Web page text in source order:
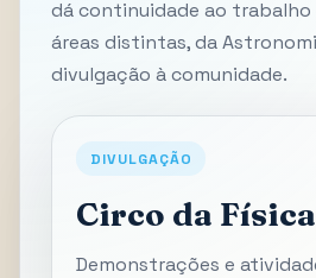
dá continuidade ao trabalho
áreas distintas, da
divulgação à comunidade.
DIVULGAÇÃO
Circo da Física
Demonstrações e